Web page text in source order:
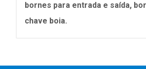
bornes para entrada e saída,
chave boia.